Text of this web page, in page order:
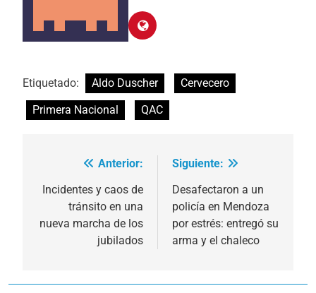
Etiquetado: Aldo Duscher
Cervecero
Primera Nacional
QAC
Navegación
de
entradas
Anterior:
Incidentes y caos de
tránsito en una
nueva marcha de los
jubilados
Siguiente:
Desafectaron a un
policía en Mendoza
por estrés: entregó su
arma y el chaleco